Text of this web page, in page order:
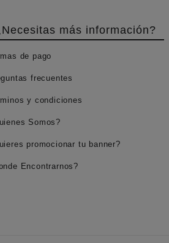
más información?
de pago
frecuentes
y condiciones
Somos?
promocionar tu banner?
Encontrarnos?